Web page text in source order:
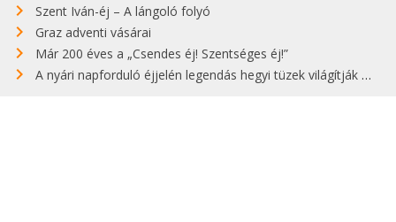
Szent Iván-éj – A lángoló folyó
Graz adventi vásárai
Már 200 éves a „Csendes éj! Szentséges éj!”
A nyári napforduló éjjelén legendás hegyi tüzek világítják meg Zugspitzét